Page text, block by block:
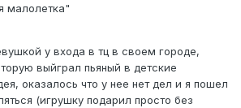
малолетка"
у входа в тц в своем городе,
выйграл пьяный в детские
оказалось что у нее нет дел и я пошел
(игрушку подарил просто без